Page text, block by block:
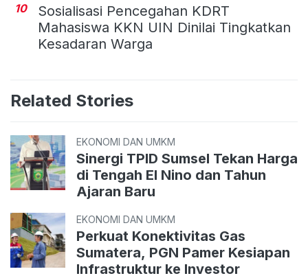
10
Sosialisasi Pencegahan KDRT
Mahasiswa KKN UIN Dinilai Tingkatkan
Kesadaran Warga
Related Stories
EKONOMI DAN UMKM
Sinergi TPID Sumsel Tekan Harga
di Tengah El Nino dan Tahun
Ajaran Baru
EKONOMI DAN UMKM
Perkuat Konektivitas Gas
Sumatera, PGN Pamer Kesiapan
Infrastruktur ke Investor